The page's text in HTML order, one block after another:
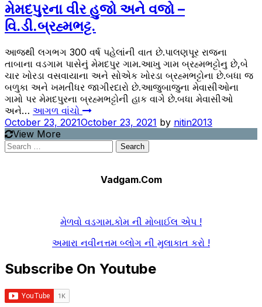
મેમદપુરના વીર હુજો અને વજો –
વિ.ડી.બ્રહ્મભટ્ટ.
આજથી લગભગ 300 વર્ષ પહેલાંની વાત છે.પાલણપૂર રાજના
તાબાના વડગામ પાસેનું મેમદપુર ગામ.આખુ ગામ બ્રહ્મભટ્ટોનુ છે,બે
ચાર ખોરડા વસવાયાના અને સોએક ખોરડા બ્રહ્મભટ્ટોના છે.બધા જ
બળુકા અને ખમતીધર જાગીરદારો છે.આજુબાજુના મેવાસીઓના
ગામો પર મેમદપુરના બ્રહ્મભટ્ટોની હાક વાગે છે.બધા મેવાસીઓ
અને… આગળ વાંચો
October 23, 2021October 23, 2021 by nitin2013
View More
Search
for:
Vadgam.Com
મેળવો વડગામ.કોમ ની મોબાઈલ એપ !
અમારા નવીનત્તમ બ્લોગ ની મુલાકાત કરો !
Subscribe On Youtube